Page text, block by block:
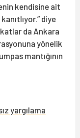
kendisine ait
diye
da Ankara
yönelik
mantığının
yargılama